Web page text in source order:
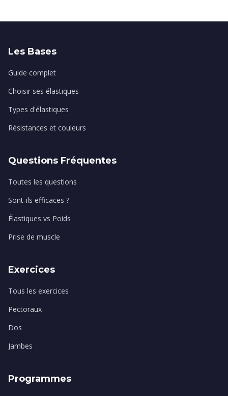
Les Bases
Guide complet
Choisir ses élastiques
Types d'élastiques
Résistances et couleurs
Questions Fréquentes
Toutes les questions
Sont-ils efficaces ?
Élastiques vs Poids
Prise de muscle
Exercices
Tous les exercices
Pectoraux
Dos
Jambes
Programmes